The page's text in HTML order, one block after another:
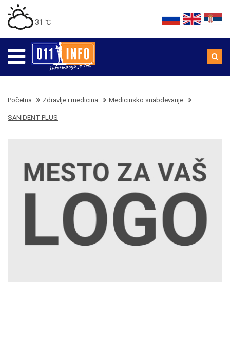
31 ℃
Početna Zdravlje i medicina Medicinsko snabdevanje
SANIDENT PLUS